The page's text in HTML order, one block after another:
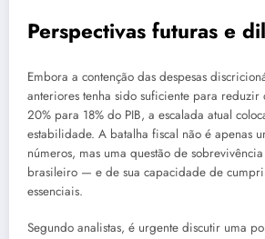
Perspectivas futuras e
Embora a contenção das despesas
anteriores tenha sido suficiente para
20% para 18% do PIB, a escalada atual
estabilidade. A batalha fiscal não é apenas
números, mas uma questão de
brasileiro — e de sua capacidade de
essenciais.
Segundo analistas, é urgente discutir uma